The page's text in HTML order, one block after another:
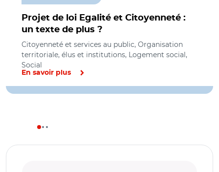
Projet de loi Egalité et Citoyenneté :
un texte de plus ?
Citoyenneté et services au public, Organisation
territoriale, élus et institutions, Logement social,
Social
En savoir plus